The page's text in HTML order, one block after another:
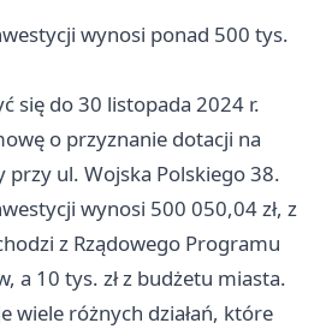
wynosi ponad 500 tys.
się do 30 listopada 2024 r.
o przyznanie dotacji na
przy ul. Wojska Polskiego 38.
wynosi 500 050,04 zł, z
z Rządowego Programu
a 10 tys. zł z budżetu miasta.
wiele różnych działań, które